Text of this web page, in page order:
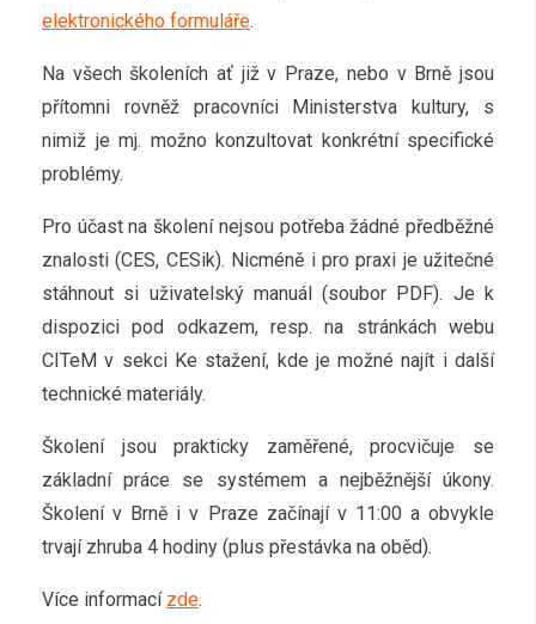
elektronického formuláře.
Na všech školeních ať již v Praze, nebo v Brně jsou
přítomni rovněž pracovníci Ministerstva kultury, s
nimiž je mj. možno konzultovat konkrétní specifické
problémy.
Pro účast na školení nejsou potřeba žádné předběžné
znalosti (CES, CESik). Nicméně i pro praxi je užitečné
stáhnout si uživatelský manuál (soubor PDF). Je k
dispozici pod odkazem, resp. na stránkách webu
CITeM v sekci Ke stažení, kde je možné najít i další
technické materiály.
Školení jsou prakticky zaměřené, procvičuje se
základní práce se systémem a nejběžnější úkony.
Školení v Brně i v Praze začínají v 11:00 a obvykle
trvají zhruba 4 hodiny (plus přestávka na oběd).
Více informací zde.